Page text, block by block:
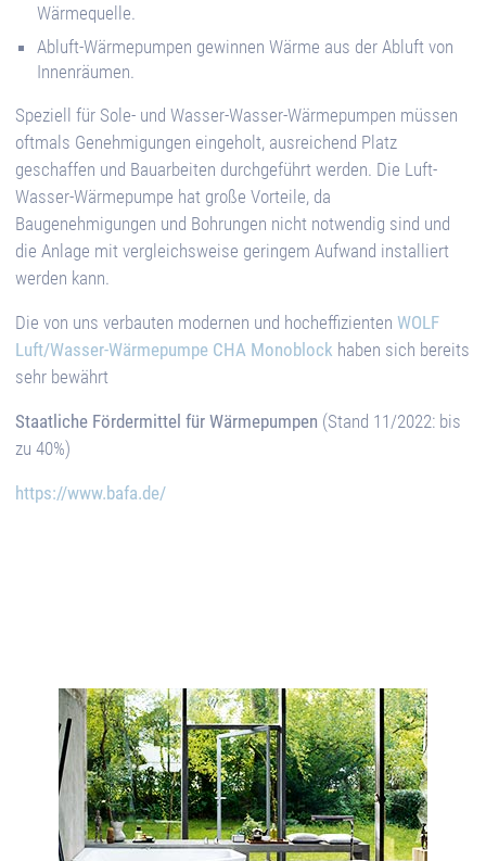
Wärmequelle.
Abluft-Wärmepumpen gewinnen Wärme aus der Abluft von
Innenräumen.
Speziell für Sole- und Wasser-Wasser-Wärmepumpen müssen
oftmals Genehmigungen eingeholt, ausreichend Platz
geschaffen und Bauarbeiten durchgeführt werden. Die Luft-
Wasser-Wärmepumpe hat große Vorteile, da
Baugenehmigungen und Bohrungen nicht notwendig sind und
die Anlage mit vergleichsweise geringem Aufwand installiert
werden kann.
Die von uns verbauten modernen und hocheffizienten WOLF
Luft/Wasser-Wärmepumpe CHA Monoblock haben sich bereits
sehr bewährt
Staatliche Fördermittel für Wärmepumpen (Stand 11/2022: bis
zu 40%)
https://www.bafa.de/